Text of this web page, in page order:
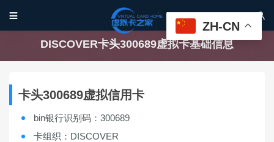
 
DISCOVER卡头300689虚拟卡基础信息
卡头300689虚拟信用卡
bin银行识别码：300689
卡组织：DISCOVER
ZH-CN